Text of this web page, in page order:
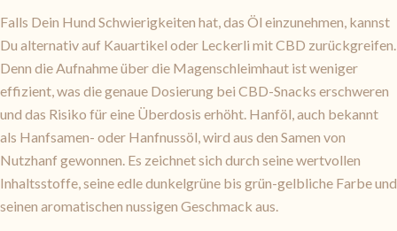
Falls Dein Hund Schwierigkeiten hat, das Öl einzunehmen, kannst
Du alternativ auf Kauartikel oder Leckerli mit CBD zurückgreifen.
Denn die Aufnahme über die Magenschleimhaut ist weniger
effizient, was die genaue Dosierung bei CBD-Snacks erschweren
und das Risiko für eine Überdosis erhöht. Hanföl, auch bekannt
als Hanfsamen- oder Hanfnussöl, wird aus den Samen von
Nutzhanf gewonnen. Es zeichnet sich durch seine wertvollen
Inhaltsstoffe, seine edle dunkelgrüne bis grün-gelbliche Farbe und
seinen aromatischen nussigen Geschmack aus.